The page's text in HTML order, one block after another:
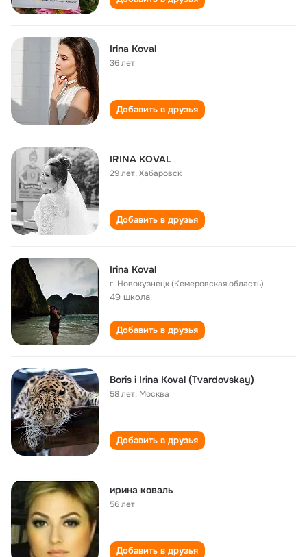
Irina Koval
36 лет
Добавить в друзья
IRINA KOVAL
29 лет,Хабаровск
Добавить в друзья
Irina Koval
г. Новокузнецк (Кемеровская область)
49 школа
Добавить в друзья
Boris i Irina Koval (Tvardovskay)
58 лет, Москва
Добавить в друзья
ирина коваль
56 лет
Добавить в друзья